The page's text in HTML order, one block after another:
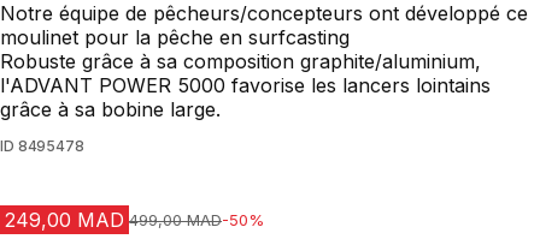
Notre équipe de pêcheurs/concepteurs ont développé ce
moulinet pour la pêche en surfcasting
Robuste grâce à sa composition graphite/aluminium,
l'ADVANT POWER 5000 favorise les lancers lointains
grâce à sa bobine large.
ID 8495478
249,00 MAD Prix avant la réduction
499,00 MAD-50%